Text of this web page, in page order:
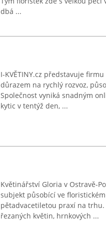
dbá ...
I-KVĚTINY.cz představuje
důrazem na rychlý rozvoz,
Společnost vyniká snadným
kytic v tentýž den, ...
Květinářství Gloria v Ostravě-
subjekt působící ve
pětadvacetiletou praxí na
řezaných květin, hrnkových ...